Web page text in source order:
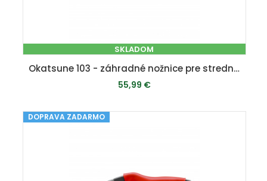
SKLADOM
Okatsune 103 - záhradné nožnice pre stredne veľké ruky
55,99 €
PRIDAŤ DO KOŠÍKA
DOPRAVA ZADARMO